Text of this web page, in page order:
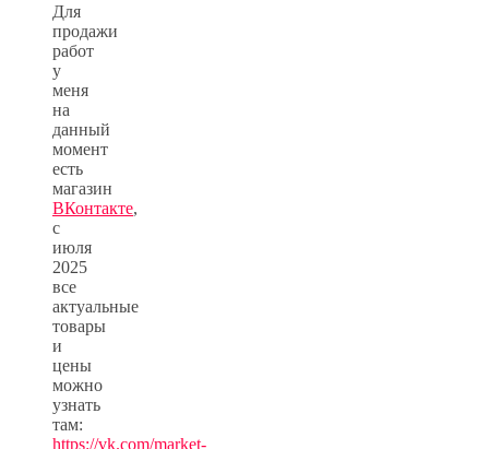
Для
продажи
работ
у
меня
на
данный
момент
есть
магазин
ВКонтакте,
с
июля
2025
все
актуальные
товары
и
цены
можно
узнать
там:
https://vk.com/market-